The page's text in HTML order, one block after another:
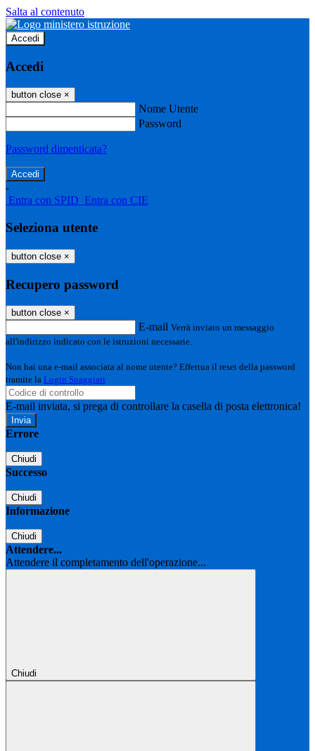
Salta al contenuto
Accedi
Accedi
button close ×
Nome Utente
Password
Password dimenticata?
-
Entra con SPID Entra con CIE
Seleziona utente
button close ×
Recupero password
button close ×
E-mail Verrà inviato un messaggio
all'indirizzo indicato con le istruzioni necessarie.
Non hai una e-mail associata al nome utente? Effettua il reset della password
tramite la Login Spaggiari
E-mail inviata, si prega di controllare la casella di posta elettronica!
Errore
Chiudi
Successo
Chiudi
Informazione
Chiudi
Attendere...
Attendere il completamento dell'operazione...
Chiudi